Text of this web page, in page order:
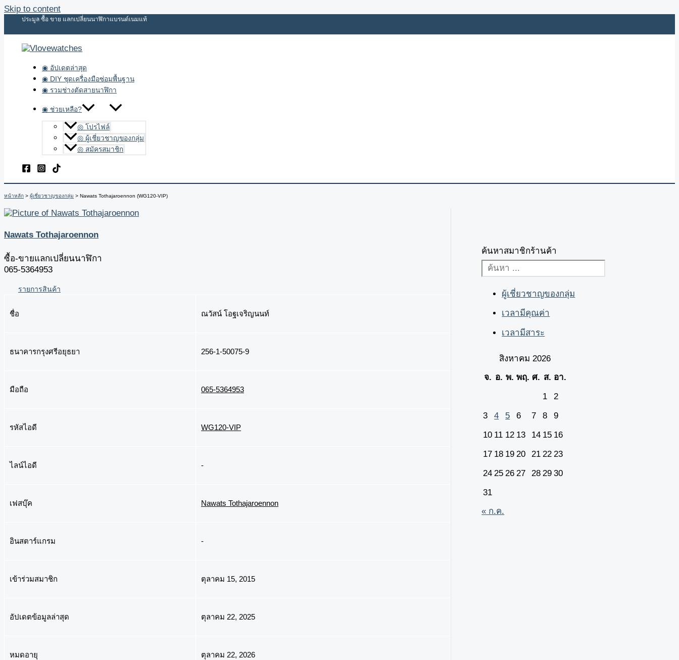
Skip to content
ประมูล ซื้อ ขาย แลกเปลี่ยนนาฬิกาแบรนด์เนมแท้
◉ อัปเดตล่าสุด
◉ DIY ชุดเครื่องมือซ่อมพื้นฐาน
◉ รวมช่างตัดสายนาฬิกา
◉ ช่วยเหลือ?
◎ โปรไฟล์
◎ ผู้เชี่ยวชาญของกลุ่ม
◎ สมัครสมาชิก
หน้าหลัก ผู้เชี่ยวชาญของกลุ่ม Nawats Tothajaroennon (WG120-VIP)
Nawats Tothajaroennon
ซื้อ-ขายแลกเปลี่ยนนาฬิกา
065-5364953
รายการสินค้า
ชื่อ ณวัสน์ โอฐเจริญนนท์
ธนาคารกรุงศรีอยุธยา 256-1-50075-9
มือถือ 065-5364953
รหัสไอดี WG120-VIP
ไลน์ไอดี -
เฟสบุ๊ค Nawats Tothajaroennon
อินสตาร์แกรม -
เข้าร่วมสมาชิก ตุลาคม 15, 2015
อัปเดตข้อมูลล่าสุด ตุลาคม 22, 2025
หมดอายุ ตุลาคม 22, 2026
ค้นหาสมาชิกร้านค้า
ผู้เชี่ยวชาญของกลุ่ม
เวลามีคุณค่า
เวลามีสาระ
สิงหาคม 2026
จ. อ. พ. พฤ. ศ. ส. อา.
1
2
3
4 5 6 7 8
9
10 11 12 13 14 15 16
17 18 19 20 21 22 23
24 25 26 27 28 29 30
31
« ก.ค.